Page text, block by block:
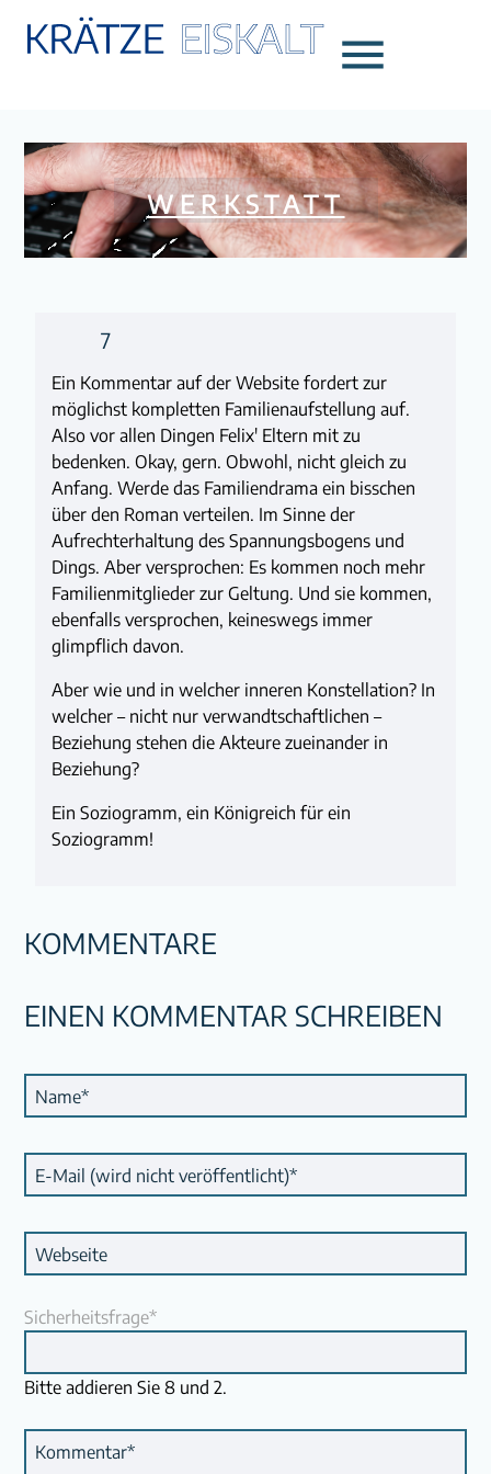
menu
WERKSTATT
7
Ein Kommentar auf der Website fordert zur
möglichst kompletten Familienaufstellung auf.
Also vor allen Dingen Felix' Eltern mit zu
bedenken. Okay, gern. Obwohl, nicht gleich zu
Anfang. Werde das Familiendrama ein bisschen
über den Roman verteilen. Im Sinne der
Aufrechterhaltung des Spannungsbogens und
Dings. Aber versprochen: Es kommen noch mehr
Familienmitglieder zur Geltung. Und sie kommen,
ebenfalls versprochen, keineswegs immer
glimpflich davon.
Aber wie und in welcher inneren Konstellation? In
welcher – nicht nur verwandtschaftlichen –
Beziehung stehen die Akteure zueinander in
Beziehung?
Ein Soziogramm, ein Königreich für ein
Soziogramm!
KOMMENTARE
EINEN KOMMENTAR SCHREIBEN
Pflichtfeld
Name*
Pflichtfeld
E-Mail (wird nicht veröffentlicht)*
Webseite
Pflichtfeld
Sicherheitsfrage*
Bitte addieren Sie 8 und 2.
Pflichtfeld
Kommentar*